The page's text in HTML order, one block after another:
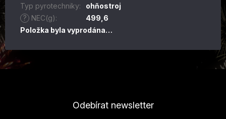
Typ pyrotechniky:
ohňostroj
?
NEC(g):
499,6
Položka byla vyprodána…
Odebírat newsletter